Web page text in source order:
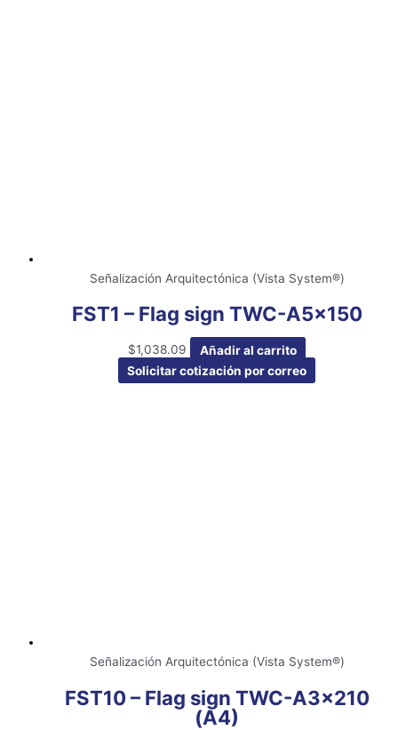
Señalización Arquitectónica (Vista System®)
FST1 – Flag sign TWC-A5x150
$1,038.09
Añadir al carrito
Solicitar cotización por correo
Señalización Arquitectónica (Vista System®)
FST10 – Flag sign TWC-A3x210
(A4)